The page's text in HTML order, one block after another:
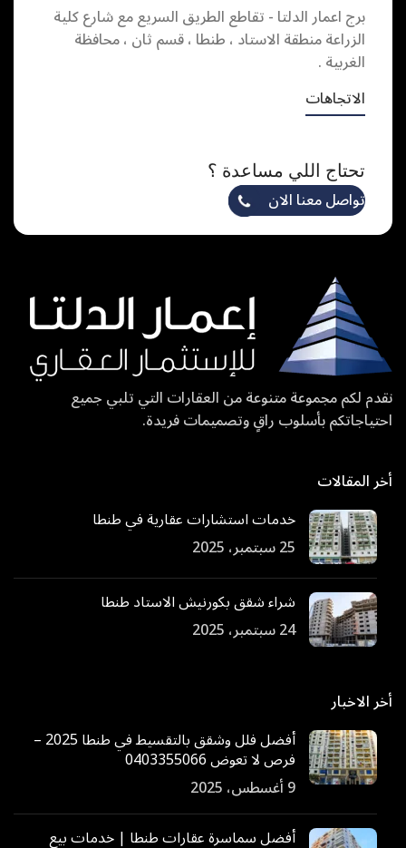
برج اعمار الدلتا - تقاطع الطريق السريع مع شارع كلية
الزراعة منطقة الاستاد ، طنطا ، قسم ثان ، محافظة
الغربية .
الاتجاهات
تحتاج اللي مساعدة ؟
تواصل معنا الان
نقدم لكم مجموعة متنوعة من العقارات التي تلبي جميع
احتياجاتكم بأسلوب راقٍ وتصميمات فريدة.
أخر المقالات
خدمات استشارات عقارية في طنطا
25 سبتمبر، 2025
شراء شقق بكورنيش الاستاد طنطا
24 سبتمبر، 2025
أخر الاخبار
أفضل فلل وشقق بالتقسيط في طنطا 2025 –
فرص لا تعوض 0403355066
9 أغسطس، 2025
أفضل سماسرة عقارات طنطا | خدمات بيع